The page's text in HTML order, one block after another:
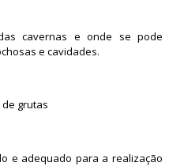
cavernas e onde se pode
e cavidades.
grutas
e adequado para a realização